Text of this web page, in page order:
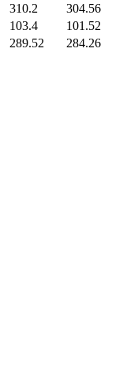
310.2
304.56
103.4
101.52
289.52 284.26